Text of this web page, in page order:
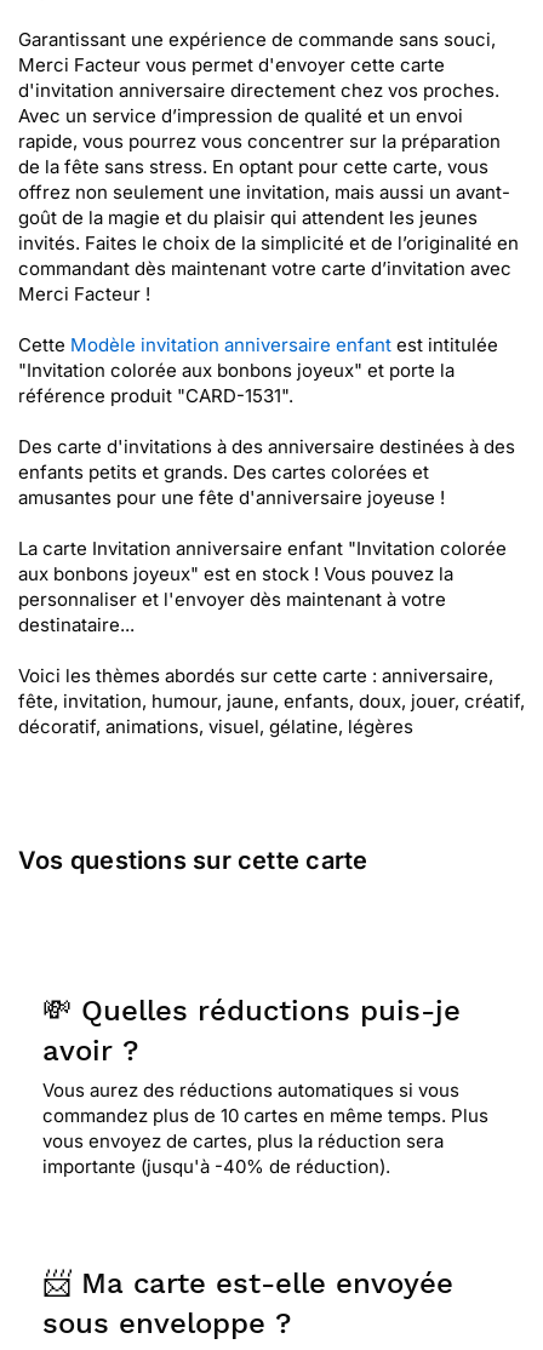
Garantissant une expérience de commande sans souci,
Merci Facteur vous permet d'envoyer cette carte
d'invitation anniversaire directement chez vos proches.
Avec un service d’impression de qualité et un envoi
rapide, vous pourrez vous concentrer sur la préparation
de la fête sans stress. En optant pour cette carte, vous
offrez non seulement une invitation, mais aussi un avant-
goût de la magie et du plaisir qui attendent les jeunes
invités. Faites le choix de la simplicité et de l’originalité en
commandant dès maintenant votre carte d’invitation avec
Merci Facteur !
Cette Modèle invitation anniversaire enfant est intitulée
"Invitation colorée aux bonbons joyeux" et porte la
référence produit "CARD-1531".
Des carte d'invitations à des anniversaire destinées à des
enfants petits et grands. Des cartes colorées et
amusantes pour une fête d'anniversaire joyeuse !
La carte Invitation anniversaire enfant "Invitation colorée
aux bonbons joyeux" est en stock ! Vous pouvez la
personnaliser et l'envoyer dès maintenant à votre
destinataire...
Voici les thèmes abordés sur cette carte : anniversaire,
fête, invitation, humour, jaune, enfants, doux, jouer, créatif,
décoratif, animations, visuel, gélatine, légères
Vos questions sur cette carte
💸 Quelles réductions puis-je
avoir ?
Vous aurez des réductions automatiques si vous
commandez plus de 10 cartes en même temps. Plus
vous envoyez de cartes, plus la réduction sera
importante (jusqu'à -40% de réduction).
📨 Ma carte est-elle envoyée
sous enveloppe ?